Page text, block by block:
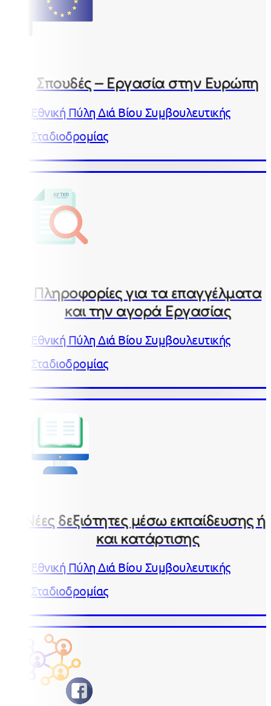
Σπουδές – Εργασία στην Ευρώπη
Εθνική Πύλη Διά Βίου Συμβουλευτικής
Σταδιοδρομίας
Πληροφορίες για τα επαγγέλματα
και την αγορά Εργασίας
Εθνική Πύλη Διά Βίου Συμβουλευτικής
Σταδιοδρομίας
Νέες δεξιότητες μέσω εκπαίδευσης ή/
και κατάρτισης
Εθνική Πύλη Διά Βίου Συμβουλευτικής
Σταδιοδρομίας